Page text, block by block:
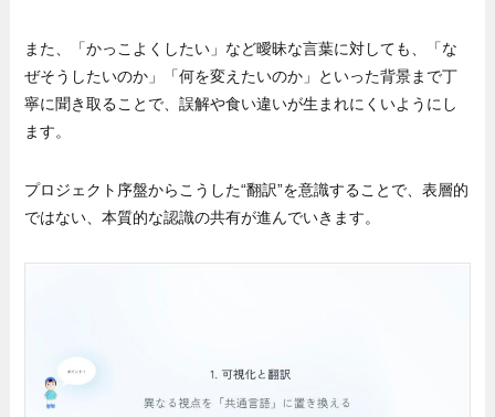
また、「かっこよくしたい」など曖昧な言葉に対しても、「な
ぜそうしたいのか」「何を変えたいのか」といった背景まで丁
寧に聞き取ることで、誤解や食い違いが生まれにくいようにし
ます。
プロジェクト序盤からこうした“翻訳”を意識することで、表層的
ではない、本質的な認識の共有が進んでいきます。